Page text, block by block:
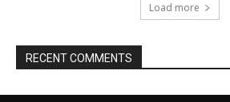
Load more
RECENT COMMENTS